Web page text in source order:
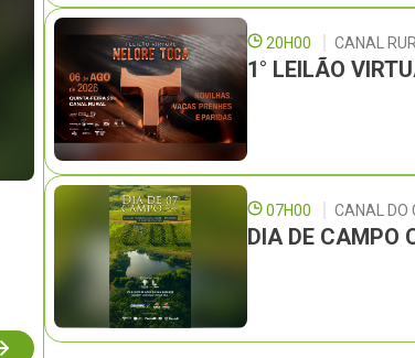
20H00 CANAL
1° LEILÃO
07H00 CANAL DO
DIA DE CAMPO